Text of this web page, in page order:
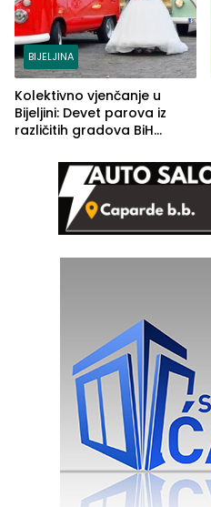
BIJELJINA
Kolektivno vjenčanje u
Bijeljini: Devet parova iz
različitih gradova BiH